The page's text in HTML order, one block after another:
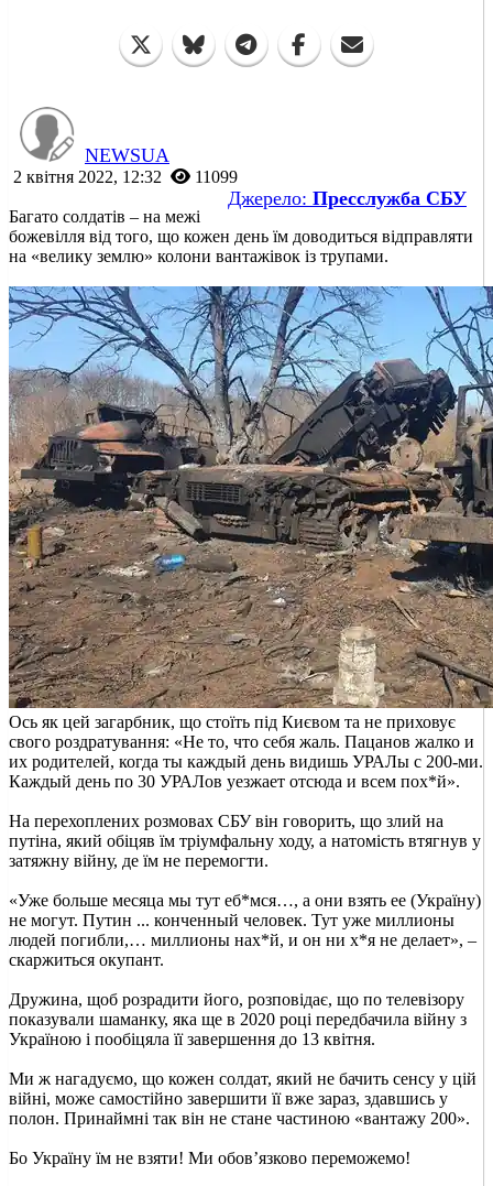
NEWSUA
2 квітня 2022, 12:32 11099
Джерело: Пресслужба СБУ
Багато солдатів – на межі
божевілля від того, що кожен день їм доводиться відправляти
на «велику землю» колони вантажівок із трупами.
Ось як цей загарбник, що стоїть під Києвом та не приховує
свого роздратування: «Не то, что себя жаль. Пацанов жалко и
их родителей, когда ты каждый день видишь УРАЛы с 200-ми.
Каждый день по 30 УРАЛов уезжает отсюда и всем пох*й».
На перехоплених розмовах СБУ він говорить, що злий на
путіна, який обіцяв їм тріумфальну ходу, а натомість втягнув у
затяжну війну, де їм не перемогти.
«Уже больше месяца мы тут еб*мся…, а они взять ее (Україну)
не могут. Путин ... конченный человек. Тут уже миллионы
людей погибли,… миллионы нах*й, и он ни х*я не делает», –
скаржиться окупант.
Дружина, щоб розрадити його, розповідає, що по телевізору
показували шаманку, яка ще в 2020 році передбачила війну з
Україною і пообіцяла її завершення до 13 квітня.
Ми ж нагадуємо, що кожен солдат, який не бачить сенсу у цій
війні, може самостійно завершити її вже зараз, здавшись у
полон. Принаймні так він не стане частиною «вантажу 200».
Бо Україну їм не взяти! Ми обов’язково переможемо!